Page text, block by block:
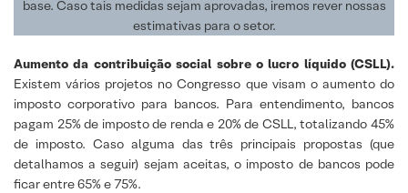
base. Caso tais medidas sejam aprovadas, iremos rever nossas
estimativas para o setor.
Aumento da contribuição social sobre o lucro líquido (CSLL).
Existem vários projetos no Congresso que visam o aumento do
imposto corporativo para bancos. Para entendimento, bancos
pagam 25% de imposto de renda e 20% de CSLL, totalizando 45%
de imposto. Caso alguma das três principais propostas (que
detalhamos a seguir) sejam aceitas, o imposto de bancos pode
ficar entre 65% e 75%.